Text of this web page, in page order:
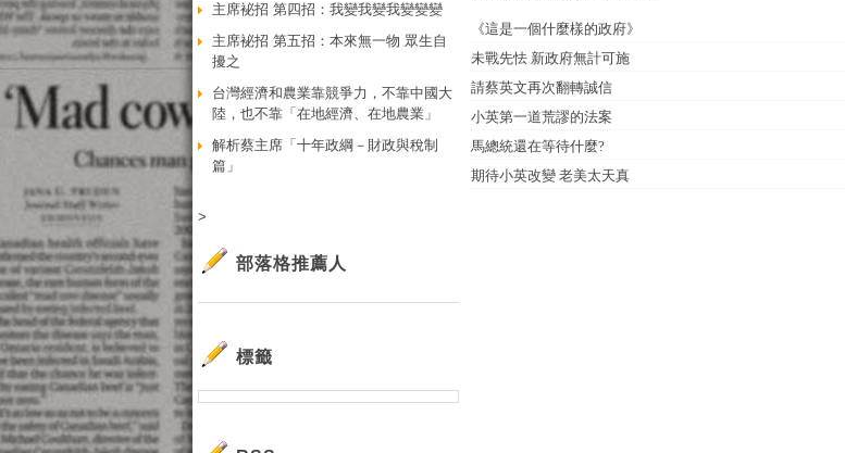
《這是一個什麼樣的政府》
未戰先怯 新政府無計可施
請蔡英文再次翻轉誠信
小英第一道荒謬的法案
馬總統還在等待什麼?
期待小英改變 老美太天真
主席袐招 第四招：我變我變我變變變
主席袐招 第五招：本來無一物 眾生自
擾之
台灣經濟和農業靠競爭力，不靠中國大
陸，也不靠「在地經濟、在地農業」
解析蔡主席「十年政綱－財政與稅制
篇」
>
部落格推薦人
標籤